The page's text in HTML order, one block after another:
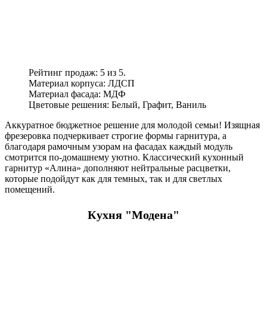
Рейтинг продаж: 5 из 5.
Материал корпуса: ЛДСП
Материал фасада: МДФ
Цветовые решения: Белый, Графит, Ваниль
Аккуратное бюджетное решение для молодой семьи! Изящная
фрезеровка подчеркивает строгие формы гарнитура, а
благодаря рамочным узорам на фасадах каждый модуль
смотрится по-домашнему уютно. Классический кухонный
гарнитур «Алина» дополняют нейтральные расцветки,
которые подойдут как для темных, так и для светлых
помещений.
Кухня "Модена"